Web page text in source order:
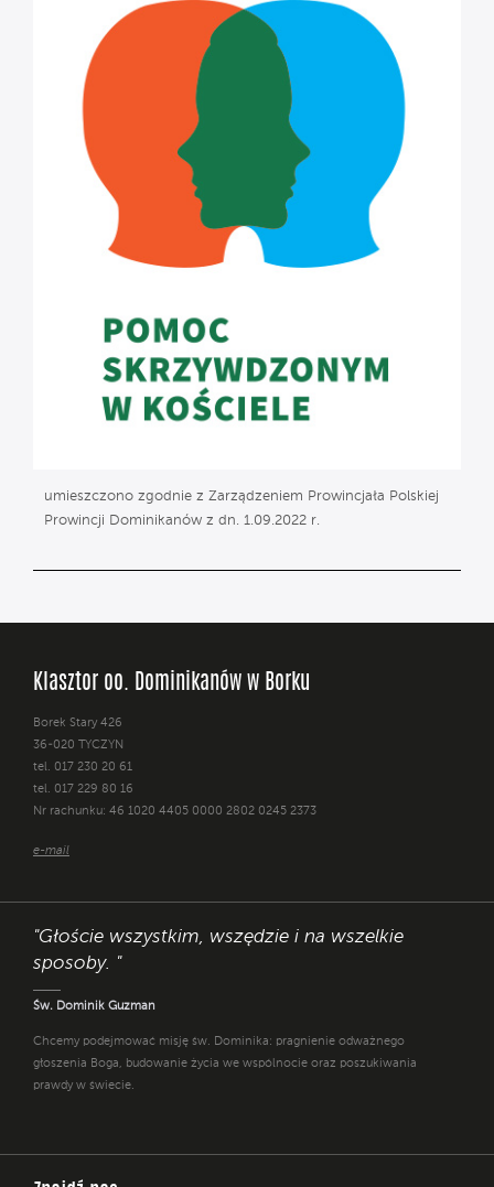
umieszczono zgodnie z Zarządzeniem Prowincjała Polskiej
Prowincji Dominikanów z dn. 1.09.2022 r.
Klasztor oo. Dominikanów w Borku
Borek Stary 426
36-020 TYCZYN
tel. 017 230 20 61
tel. 017 229 80 16
Nr rachunku: 46 1020 4405 0000 2802 0245 2373
e-mail
"Głoście wszystkim, wszędzie i na wszelkie
sposoby. "
Św. Dominik Guzman
Chcemy podejmować misję św. Dominika: pragnienie odważnego
głoszenia Boga, budowanie życia we wspólnocie oraz poszukiwania
prawdy w świecie.